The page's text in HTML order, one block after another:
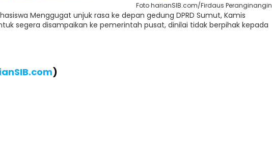
Foto harianSIB.com/Firdaus Peranginangin
Menggugat unjuk rasa ke depan gedung DPRD Sumut, Kamis
segera disampaikan ke pemerintah pusat, dinilai tidak berpihak kepada
)